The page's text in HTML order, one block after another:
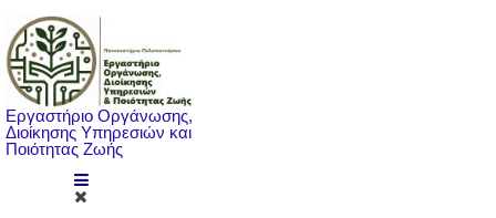
Εργαστήριο Οργάνωσης,
Διοίκησης Υπηρεσιών και
Ποιότητας Ζωής